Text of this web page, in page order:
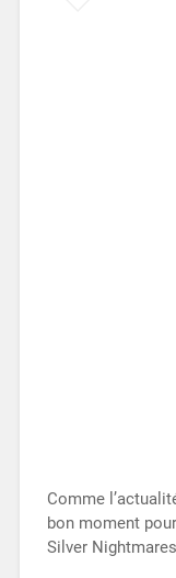
Comme
bon moment
Silver